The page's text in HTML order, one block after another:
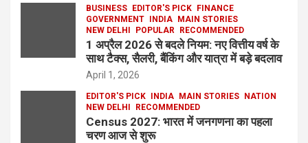
BUSINESS EDITOR'S PICK
FINANCE
GOVERNMENT
INDIA
MAIN STORIES
NEW DELHI
POPULAR RECOMMENDED
1 अप्रैल 2026 से बदले नियम: नए वित्तीय वर्ष के
साथ टैक्स, सैलरी, बैंकिंग और यात्रा में बड़े बदलाव
April 1, 2026
EDITOR'S PICK INDIA MAIN STORIES
NATION
NEW DELHI
RECOMMENDED
Census 2027: भारत में जनगणना का पहला
चरण आज से शुरू